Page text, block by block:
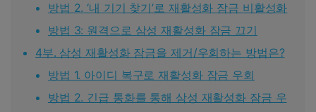
방법 2. ‘내 기기 찾기’로 재활성화 잠금 비활성화
방법 3: 원격으로 삼성 재활성화 잠금 끄기
4부. 삼성 재활성화 잠금을 제거/우회하는 방법은?
방법 1. 아이디 복구로 재활성화 잠금 우회
방법 2. 긴급 통화를 통해 삼성 재활성화 잠금 우